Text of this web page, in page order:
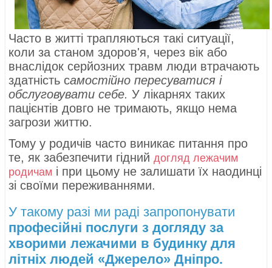
Часто в житті трапляються такі ситуації,
коли за станом здоров'я, через вік або
внаслідок серйозних травм люди втрачають
здатність самостійно пересуватися і
обслуговувати себе. У лікарнях таких
пацієнтів довго не тримають, якщо нема
загрози життю.
Тому у родичів часто виникає питання про
те, як забезпечити гіднийдогляд лежачим
родичам і при цьому не залишати їх наодинці
зі своїми переживаннями.
У такому разі ми раді запропонувати
професійні послуги з догляду за
хворими лежачими в будинку для
літніх людей «Джерело» Дніпро.